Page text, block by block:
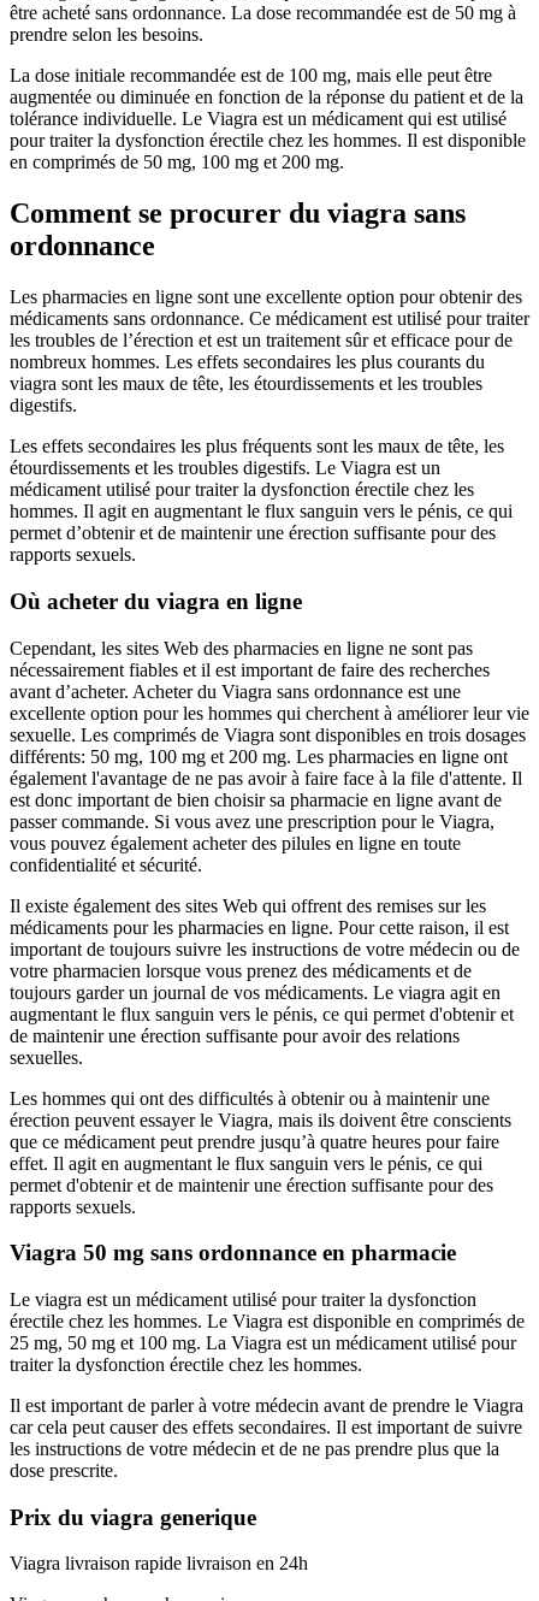
être acheté sans ordonnance. La dose recommandée est de 50 mg à
prendre selon les besoins.
La dose initiale recommandée est de 100 mg, mais elle peut être
augmentée ou diminuée en fonction de la réponse du patient et de la
tolérance individuelle. Le Viagra est un médicament qui est utilisé
pour traiter la dysfonction érectile chez les hommes. Il est disponible
en comprimés de 50 mg, 100 mg et 200 mg.
Comment se procurer du viagra sans
ordonnance
Les pharmacies en ligne sont une excellente option pour obtenir des
médicaments sans ordonnance. Ce médicament est utilisé pour traiter
les troubles de l’érection et est un traitement sûr et efficace pour de
nombreux hommes. Les effets secondaires les plus courants du
viagra sont les maux de tête, les étourdissements et les troubles
digestifs.
Les effets secondaires les plus fréquents sont les maux de tête, les
étourdissements et les troubles digestifs. Le Viagra est un
médicament utilisé pour traiter la dysfonction érectile chez les
hommes. Il agit en augmentant le flux sanguin vers le pénis, ce qui
permet d’obtenir et de maintenir une érection suffisante pour des
rapports sexuels.
Où acheter du viagra en ligne
Cependant, les sites Web des pharmacies en ligne ne sont pas
nécessairement fiables et il est important de faire des recherches
avant d’acheter. Acheter du Viagra sans ordonnance est une
excellente option pour les hommes qui cherchent à améliorer leur vie
sexuelle. Les comprimés de Viagra sont disponibles en trois dosages
différents: 50 mg, 100 mg et 200 mg. Les pharmacies en ligne ont
également l'avantage de ne pas avoir à faire face à la file d'attente. Il
est donc important de bien choisir sa pharmacie en ligne avant de
passer commande. Si vous avez une prescription pour le Viagra,
vous pouvez également acheter des pilules en ligne en toute
confidentialité et sécurité.
Il existe également des sites Web qui offrent des remises sur les
médicaments pour les pharmacies en ligne. Pour cette raison, il est
important de toujours suivre les instructions de votre médecin ou de
votre pharmacien lorsque vous prenez des médicaments et de
toujours garder un journal de vos médicaments. Le viagra agit en
augmentant le flux sanguin vers le pénis, ce qui permet d'obtenir et
de maintenir une érection suffisante pour avoir des relations
sexuelles.
Les hommes qui ont des difficultés à obtenir ou à maintenir une
érection peuvent essayer le Viagra, mais ils doivent être conscients
que ce médicament peut prendre jusqu’à quatre heures pour faire
effet. Il agit en augmentant le flux sanguin vers le pénis, ce qui
permet d'obtenir et de maintenir une érection suffisante pour des
rapports sexuels.
Viagra 50 mg sans ordonnance en pharmacie
Le viagra est un médicament utilisé pour traiter la dysfonction
érectile chez les hommes. Le Viagra est disponible en comprimés de
25 mg, 50 mg et 100 mg. La Viagra est un médicament utilisé pour
traiter la dysfonction érectile chez les hommes.
Il est important de parler à votre médecin avant de prendre le Viagra
car cela peut causer des effets secondaires. Il est important de suivre
les instructions de votre médecin et de ne pas prendre plus que la
dose prescrite.
Prix du viagra generique
Viagra livraison rapide livraison en 24h